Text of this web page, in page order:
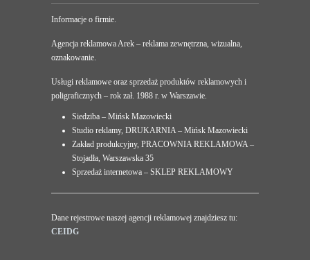
Informacje o firmie.
Agencja reklamowa Arek – reklama zewnętrzna, wizualna,
oznakowanie.
Usługi reklamowe oraz sprzedaż produktów reklamowych i
poligraficznych – rok zał. 1988 r. w Warszawie.
Siedziba – Mińsk Mazowiecki
Studio reklamy, DRUKARNIA – Mińsk Mazowiecki
Zakład produkcyjny, PRACOWNIA REKLAMOWA –
Stojadła, Warszawska 35
Sprzedaż internetowa – SKLEP REKLAMOWY
Dane rejestrowe naszej agencji reklamowej znajdziesz tu:
CEIDG